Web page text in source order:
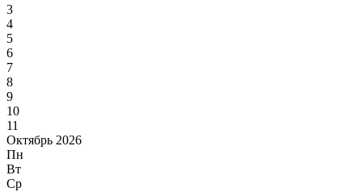
3
4
5
6
7
8
9
10
11
Октябрь 2026
Пн
Вт
Ср